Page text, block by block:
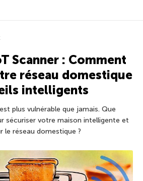
Scanner : Comment
réseau domestique
intelligents
plus vulnérable que jamais. Que
sécuriser votre maison intelligente et
le réseau domestique ?